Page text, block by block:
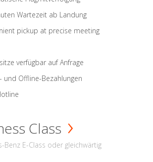
Wartezeit ab Landung
pickup at precise meeting
verfügbar auf Anfrage
und Offline-Bezahlungen
Class
Benz E-Class oder gleichwärtig